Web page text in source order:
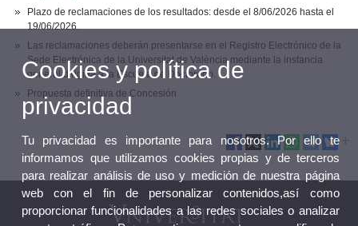
Plazo de reclamaciones de los resultados: desde el 8/06/2026 hasta el
19/06/2026.
Las reclamaciones deberán presentarse en el Registro Electrónico de la
Sede Electrónica de la Universitat de València mediante la instancia
general dirigida a la Escuela de Doctorado.
Propuesta definitiva de Concesión
Cookies y política de
privacidad
Tu privacidad es importante para nosotros. Por ello te
informamos que utilizamos cookies propias y de terceros
para realizar análisis de uso y medición de nuestra página
web con el fin de personalizar contenidos,así como
proporcionar funcionalidades a las redes sociales o analizar